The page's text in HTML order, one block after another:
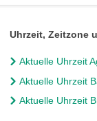
Uhrzeit, Zeitzone
Aktuelle Uhrzeit
Aktuelle Uhrzeit
Aktuelle Uhrzeit